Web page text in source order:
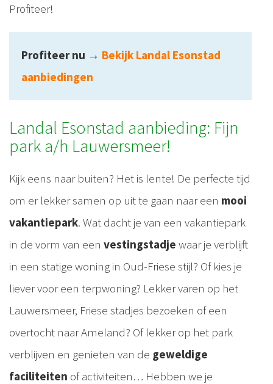
Profiteer!
Profiteer nu → Bekijk Landal Esonstad
aanbiedingen
Landal Esonstad aanbieding: Fijn
park a/h Lauwersmeer!
Kijk eens naar buiten? Het is lente! De perfecte tijd
om er lekker samen op uit te gaan naar een mooi
vakantiepark. Wat dacht je van een vakantiepark
in de vorm van een vestingstadje waar je verblijft
in een statige woning in Oud-Friese stijl? Of kies je
liever voor een terpwoning? Lekker varen op het
Lauwersmeer, Friese stadjes bezoeken of een
overtocht naar Ameland? Of lekker op het park
verblijven en genieten van de geweldige
faciliteiten of activiteiten… Hebben we je